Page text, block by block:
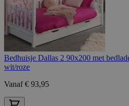
Bedhuisje Dallas 2 90x200 met
wit/roze
Vanaf € 93,95